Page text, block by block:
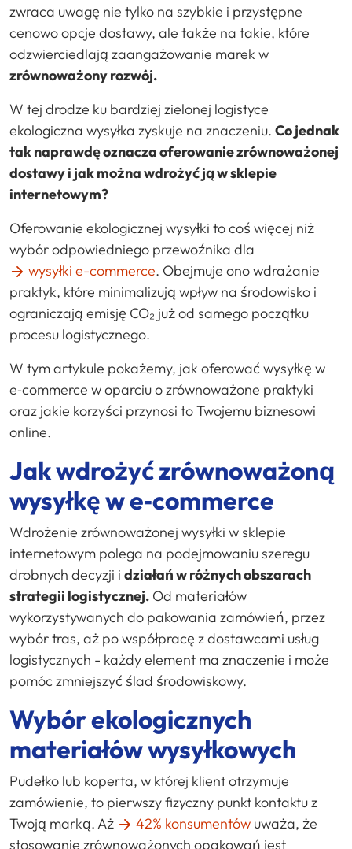
zwraca uwagę nie tylko na szybkie i przystępne
cenowo opcje dostawy, ale także na takie, które
odzwierciedlają zaangażowanie marek w
zrównoważony rozwój.
W tej drodze ku bardziej zielonej logistyce
ekologiczna wysyłka zyskuje na znaczeniu. Co jednak
tak naprawdę oznacza oferowanie zrównoważonej
dostawy i jak można wdrożyć ją w sklepie
internetowym?
Oferowanie ekologicznej wysyłki to coś więcej niż
wybór odpowiedniego przewoźnika dla
wysyłki e-commerce. Obejmuje ono wdrażanie
praktyk, które minimalizują wpływ na środowisko i
ograniczają emisję CO₂ już od samego początku
procesu logistycznego.
W tym artykule pokażemy, jak oferować wysyłkę w
e‑commerce w oparciu o zrównoważone praktyki
oraz jakie korzyści przynosi to Twojemu biznesowi
online.
Jak wdrożyć zrównoważoną
wysyłkę w e‑commerce
Wdrożenie zrównoważonej wysyłki w sklepie
internetowym polega na podejmowaniu szeregu
drobnych decyzji i działań w różnych obszarach
strategii logistycznej. Od materiałów
wykorzystywanych do pakowania zamówień, przez
wybór tras, aż po współpracę z dostawcami usług
logistycznych - każdy element ma znaczenie i może
pomóc zmniejszyć ślad środowiskowy.
Wybór ekologicznych
materiałów wysyłkowych
Pudełko lub koperta, w której klient otrzymuje
zamówienie, to pierwszy fizyczny punkt kontaktu z
Twoją marką. Aż
42% konsumentów uważa, że
stosowanie zrównoważonych opakowań jest